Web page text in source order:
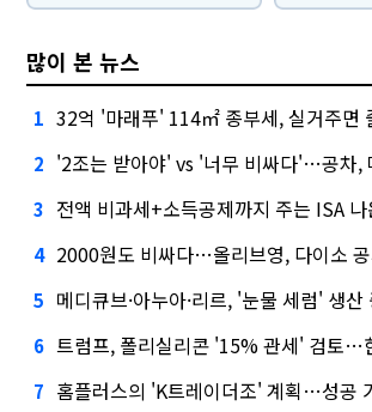
많이 본 뉴스
1 32억 '마래푸' 114㎡ 종부세, 실거주면 줄지
2 '2조는 받아야' vs '너무 비싸다'…공차,
3 전액 비과세+소득공제까지 주는 ISA
4 2000원도 비싸다…올리브영, 다이소 공세에
5 메디큐브·아누아·리르, '눈물 세럼' 생산
6 트럼프, 폴리실리콘 '15% 관세' 검토…한화큐
7 홈플러스의 'K트레이더조' 계획…성공